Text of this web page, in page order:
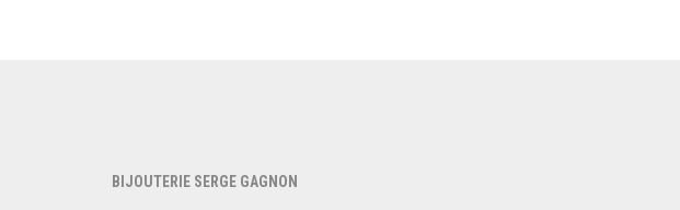
BIJOUTERIE SERGE GAGNON